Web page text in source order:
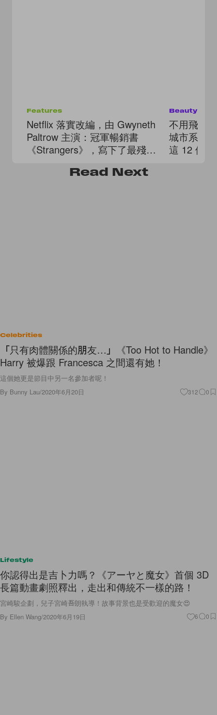
Features
Netflix 落實改編，由 Gwyneth
Paltrow 主演：冠軍暢銷書
《Strangers》，寫下了最殘酷
Beauty
不用飛出
城市系列
這 12 個
Read Next
Celebrities
「只有肉體關係的朋友…」《Too Hot to Handle》
Harry 被爆跟 Francesca 之間還有她！
這個她更是節目中另一名參加者呢！
By Bunny Lau/2020年6月20日 312 0
Lifestyle
你認得出是吉卜力嗎？《アーヤと魔女》首個 3D
長篇動畫劇照釋出，走出和傳統不一樣的路！
宮崎駿企劃，兒子宮崎吾朗執導！故事背景也是受歡迎的魔女😍
By Ellen Wang/2020年6月19日 6 0